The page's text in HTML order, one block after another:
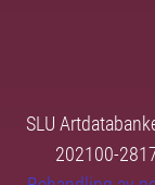
SLU
202100-